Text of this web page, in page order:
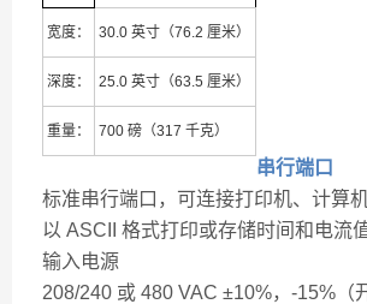
宽度： 30.0 英寸（76.2 厘米）
深度： 25.0 英寸（63.5 厘米）
重量： 700 磅（317 千克）
串行端口
标准串行端口，可连接打印机、计算
以 ASCII 格式打印或存储时间和电流值
输入电源
208/240 或 480 VAC ±10%，-15%（